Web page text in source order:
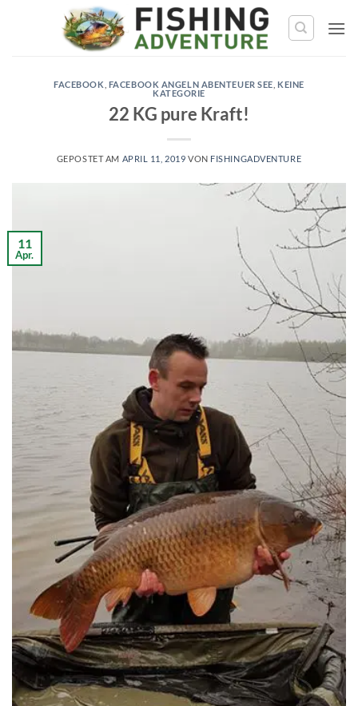
FACEBOOK FACEBOOK ANGELN ABENTEUER SEE KEINE
KATEGORIE
22 KG pure Kraft!
GEPOSTET AM APRIL 11, 2019 VON FISHINGADVENTURE
11
Apr.